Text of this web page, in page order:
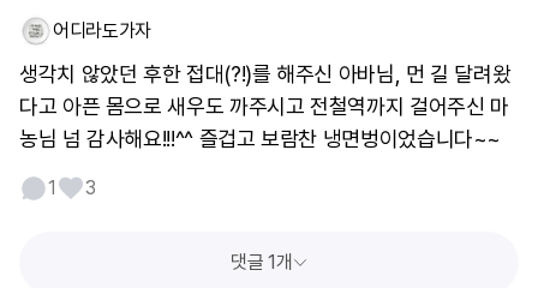
어디라도가자
생각치 않았던 후한 접대(?!)를 해주신 아바님, 먼 길 달려왔
다고 아픈 몸으로 새우도 까주시고 전철역까지 걸어주신 마
농님 넘 감사해요!!!^^ 즐겁고 보람찬 냉면벙이었습니다~~
1 3
댓글 1개